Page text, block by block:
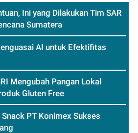
Ini yang Dilakukan Tim SAR
Sumatera
AI untuk Efektifitas
Mengubah Pangan Lokal
Gluten Free
PT Konimex Sukses